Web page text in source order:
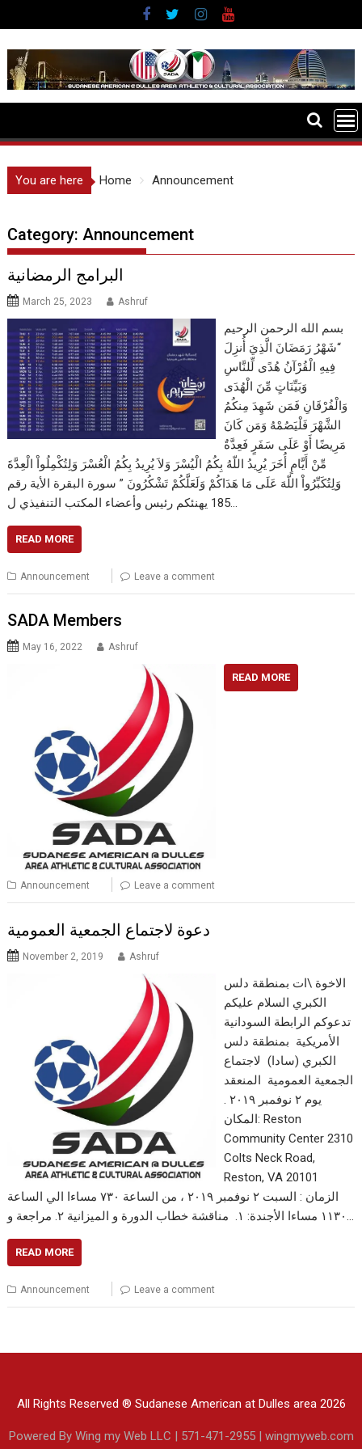
k
o
o
You are here Home Announcement
Category:Announcement
البرامج الرمضانية
March 25, 2023 Ashruf
بسم الله الرحمن الرحيم
“شَهْرُ رَمَضَانَ الَّذِيَ أُنزِلَ
فِيهِ الْقُرْآنُ هُدًى لِّلنَّاسِ
وَبَيِّنَاتٍ مِّنَ الْهُدَى
وَالْفُرْقَانِ فَمَن شَهِدَ مِنكُمُ
الشَّهْرَ فَلْيَصُمْهُ وَمَن كَانَ
مَرِيضًا أَوْ عَلَى سَفَرٍ فَعِدَّةٌ
مِّنْ أَيَّامٍ أُخَرَ يُرِيدُ اللّهُ بِكُمُ الْيُسْرَ وَلاَ يُرِيدُ بِكُمُ الْعُسْرَ وَلِتُكْمِلُواْ الْعِدَّةَ
وَلِتُكَبِّرُواْ اللّهَ عَلَى مَا هَدَاكُمْ وَلَعَلَّكُمْ تَشْكُرُونَ ” سورة البقرة الأية رقم
185 يهنئكم رئيس وأعضاء المكتب التنفيذي ل…
READ MORE
Announcement Leave a comment
SADA Members
May 16, 2022 Ashruf
READ MORE
Announcement Leave a comment
دعوة لاجتماع الجمعية العمومية
November 2, 2019 Ashruf
الاخوة \ات بمنطقة دلس
الكبري السلام عليكم
تدعوكم الرابطة السودانية
الأمريكية بمنطقة دلس
الكبري (سادا) لاجتماع
الجمعية العمومية المنعقد
يوم ٢ نوفمبر ٢٠١٩ .
المكان: Reston
Community Center 2310
Colts Neck Road,
Reston, VA 20101
الزمان : السبت ٢ نوفمبر ٢٠١٩ ، من الساعة ٧٣٠ مساءا الي الساعة
١١٣٠ مساءا الأجندة: ١. مناقشة خطاب الدورة و الميزانية ٢. مراجعة و…
READ MORE
Announcement Leave a comment
All Rights Reserved ® Sudanese American at Dulles area 2026
Powered By Wing my Web LLC | 571-471-2955 | wingmyweb.com